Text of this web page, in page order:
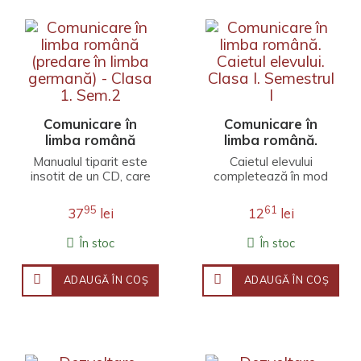
Comunicare în
limba română
(predare în limba
germană) - Clasa
Manualul tiparit este
insotit de un CD, care
digitala, avand un
continut similar
variantei tiparite...
3795 lei
În stoc
ADAUGĂ ÎN COŞ
Comunicare în
limba română.
Caietul elevului.
Clasa I. Semestrul
Caietul elevului
completează în mod
oferind elevului spațiu
pentru exersare,
aplicare,
dezvoltare.Elaborat
în conformitate cu
programa școlară în
vigoare, caietul de
1261 lei
În stoc
ADAUGĂ ÎN COŞ